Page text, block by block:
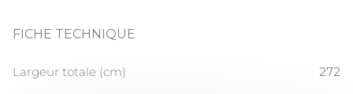
FICHE TECHNIQUE
Largeur totale (cm) 272